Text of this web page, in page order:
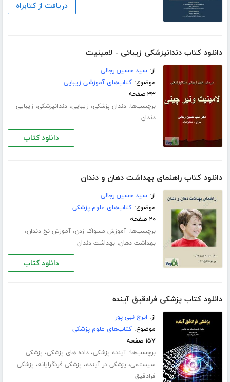
دریافت از کتابراه
دانلود کتاب دندانپزشکی زیبائی - لامینیت
از:سید حسین رجالی
موضوع:کتاب‌های آموزشی زیبایی
۳۳ صفحه
برچسب‌ها:دندان پزشکی، زیبایی،دندانپزشکی، زیبایی
دندان
دانلود کتاب
دانلود کتاب راهنمای بهداشت دهان و دندان
از:سید حسین رجالی
موضوع:کتاب‌های علوم پزشکی
۲۰ صفحه
برچسب‌ها:آموزش مسواک زدن،آموزش نخ دندان،
بهداشت دهان،بهداشت دندان
دانلود کتاب
دانلود کتاب پزشکی فرادقیق آینده
از: ایرج نبی پور
موضوع:کتاب‌های علوم پزشکی
۱۵۷ صفحه
برچسب‌ها:آینده پزشکی،داده های پزشکی، پزشکی
سیستمی، پزشکی در آینده، پزشکی فردگرایانه، پزشکی
فرادقیق